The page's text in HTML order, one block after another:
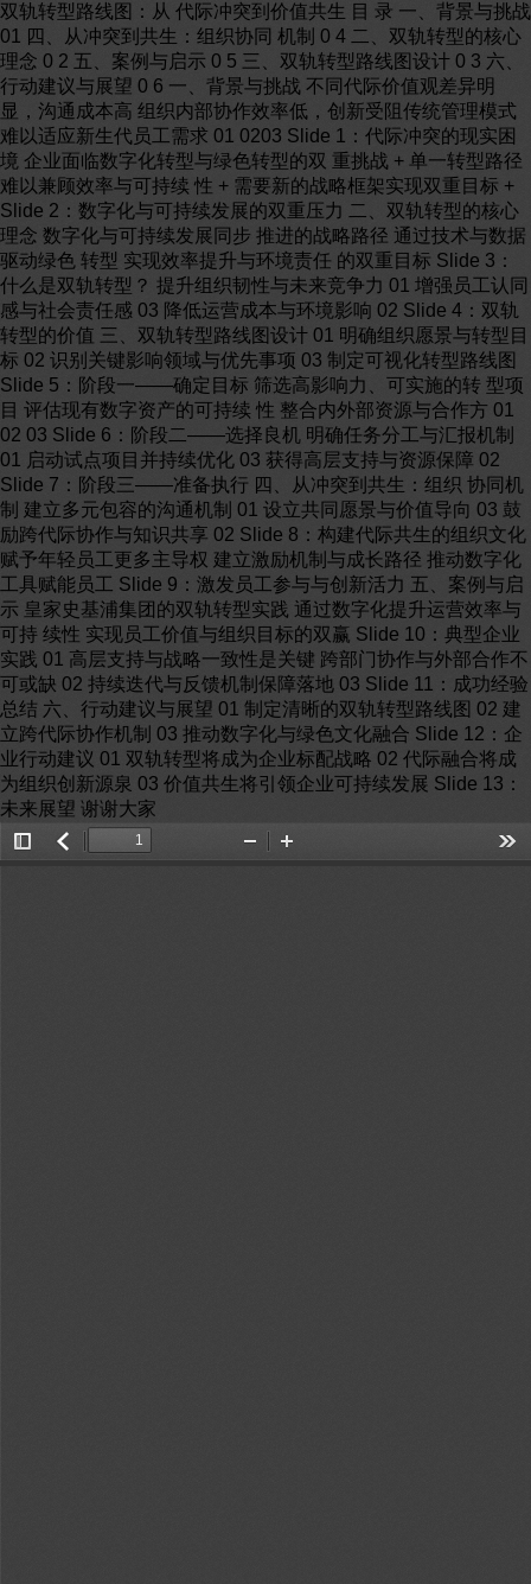
双轨转型路线图：从 代际冲突到价值共生 目 录 一、背景与挑战
01 四、从冲突到共生：组织协同 机制 0 4 二、双轨转型的核心
理念 0 2 五、案例与启示 0 5 三、双轨转型路线图设计 0 3 六、
行动建议与展望 0 6 一、背景与挑战 不同代际价值观差异明
显，沟通成本高 组织内部协作效率低，创新受阻传统管理模式
难以适应新生代员工需求 01 0203 Slide 1：代际冲突的现实困
境 企业面临数字化转型与绿色转型的双 重挑战 + 单一转型路径
难以兼顾效率与可持续 性 + 需要新的战略框架实现双重目标 +
Slide 2：数字化与可持续发展的双重压力 二、双轨转型的核心
理念 数字化与可持续发展同步 推进的战略路径 通过技术与数据
驱动绿色 转型 实现效率提升与环境责任 的双重目标 Slide 3：
什么是双轨转型？ 提升组织韧性与未来竞争力 01 增强员工认同
感与社会责任感 03 降低运营成本与环境影响 02 Slide 4：双轨
转型的价值 三、双轨转型路线图设计 01 明确组织愿景与转型目
标 02 识别关键影响领域与优先事项 03 制定可视化转型路线图
Slide 5：阶段一——确定目标 筛选高影响力、可实施的转 型项
目 评估现有数字资产的可持续 性 整合内外部资源与合作方 01
02 03 Slide 6：阶段二——选择良机 明确任务分工与汇报机制
01 启动试点项目并持续优化 03 获得高层支持与资源保障 02
Slide 7：阶段三——准备执行 四、从冲突到共生：组织 协同机
制 建立多元包容的沟通机制 01 设立共同愿景与价值导向 03 鼓
励跨代际协作与知识共享 02 Slide 8：构建代际共生的组织文化
赋予年轻员工更多主导权 建立激励机制与成长路径 推动数字化
工具赋能员工 Slide 9：激发员工参与与创新活力 五、案例与启
示 皇家史基浦集团的双轨转型实践 通过数字化提升运营效率与
可持 续性 实现员工价值与组织目标的双赢 Slide 10：典型企业
实践 01 高层支持与战略一致性是关键 跨部门协作与外部合作不
可或缺 02 持续迭代与反馈机制保障落地 03 Slide 11：成功经验
总结 六、行动建议与展望 01 制定清晰的双轨转型路线图 02 建
立跨代际协作机制 03 推动数字化与绿色文化融合 Slide 12：企
业行动建议 01 双轨转型将成为企业标配战略 02 代际融合将成
为组织创新源泉 03 价值共生将引领企业可持续发展 Slide 13：
未来展望 谢谢大家
Toggle返
Zoom